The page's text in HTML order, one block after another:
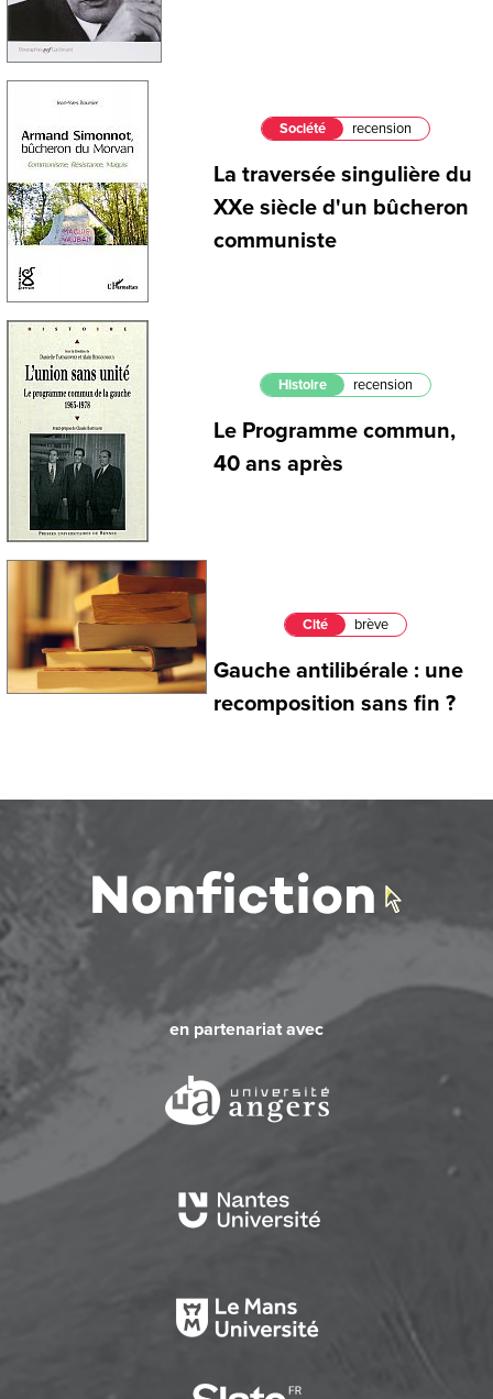
Société recension
La traversée singulière du
XXe siècle d'un bûcheron
communiste
Histoire recension
Le Programme commun,
40 ans après
Cité brève
Gauche antilibérale : une
recomposition sans fin ?
en partenariat avec